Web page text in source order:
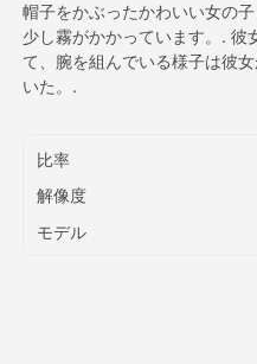
ブログ
API
帽子をかぶったかわいい女の
少し霧がかかっています。. 彼
て、腕を組んでいる様子は彼
いた。.
比率
解像度
モデル